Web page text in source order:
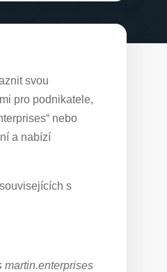
svou
pro podnikatele,
nebo
a nabízí
s
martin.enterprises